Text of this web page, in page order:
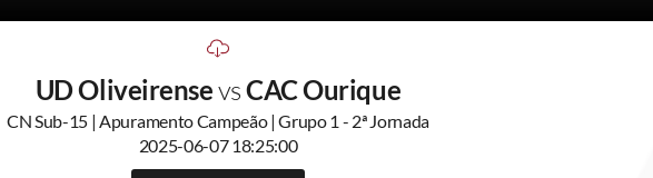
UD OliveirensevsCAC Ourique
CN Sub-15 | Apuramento Campeão | Grupo 1 - 2ª Jornada
2025-06-07 18:25:00